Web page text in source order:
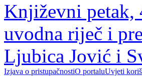
Književni petak,
uvodna riječ i
Ljubica Jović i
Izjava o pristupačnostiO portaluUvjeti